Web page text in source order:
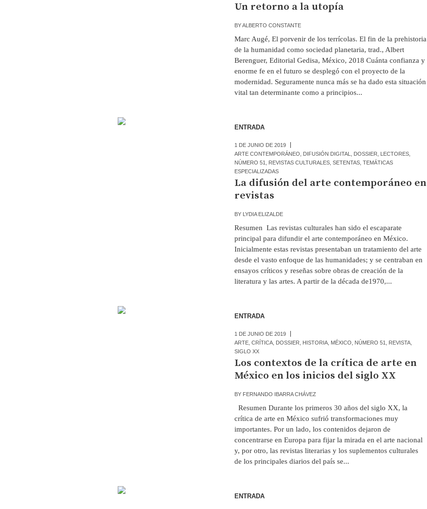
Un retorno a la utopía
BYALBERTO CONSTANTE
Marc Augé, El porvenir de los terrícolas. El fin de la prehistoria
de la humanidad como sociedad planetaria, trad., Albert
Berenguer, Editorial Gedisa, México, 2018 Cuánta confianza y
enorme fe en el futuro se desplegó con el proyecto de la
modernidad. Seguramente nunca más se ha dado esta situación
vital tan determinante como a principios...
ENTRADA
1 DE JUNIO DE 2019
ARTE CONTEMPORÁNEO
DIFUSIÓN DIGITAL DOSSIER LECTORES,
NÚMERO 51
REVISTAS CULTURALES, SETENTAS, TEMÁTICAS
ESPECIALIZADAS
La difusión del arte contemporáneo en
revistas
BY LYDIA ELIZALDE
Resumen Las revistas culturales han sido el escaparate
principal para difundir el arte contemporáneo en México.
Inicialmente estas revistas presentaban un tratamiento del arte
desde el vasto enfoque de las humanidades; y se centraban en
ensayos críticos y reseñas sobre obras de creación de la
literatura y las artes. A partir de la década de1970,...
ENTRADA
1 DE JUNIO DE 2019
ARTE, CRÍTICA, DOSSIER HISTORIA, MÉXICO NÚMERO 51 REVISTA,
SIGLO XX
Los contextos de la crítica de arte en
México en los inicios del siglo XX
BY FERNANDO IBARRA CHÁVEZ
Resumen Durante los primeros 30 años del siglo XX, la
crítica de arte en México sufrió transformaciones muy
importantes. Por un lado, los contenidos dejaron de
concentrarse en Europa para fijar la mirada en el arte nacional
y, por otro, las revistas literarias y los suplementos culturales
de los principales diarios del país se...
ENTRADA